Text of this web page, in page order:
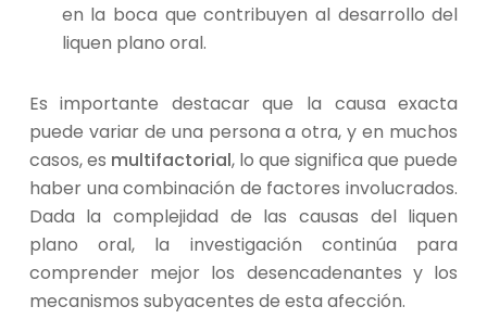
en la boca que contribuyen al desarrollo del
liquen plano oral.
Es importante destacar que la causa exacta
puede variar de una persona a otra, y en muchos
casos, es multifactorial, lo que significa que puede
haber una combinación de factores involucrados.
Dada la complejidad de las causas del liquen
plano oral, la investigación continúa para
comprender mejor los desencadenantes y los
mecanismos subyacentes de esta afección.